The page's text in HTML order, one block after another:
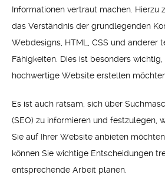
Informationen vertraut machen. Hierzu
das Verständnis der grundlegenden
Webdesigns, HTML, CSS und anderer
Fähigkeiten. Dies ist besonders wichtig,
hochwertige Website erstellen
Es ist auch ratsam, sich über
(SEO) zu informieren und festzulegen,
Sie auf Ihrer Website anbieten
können Sie wichtige Entscheidungen
entsprechende Arbeit planen.